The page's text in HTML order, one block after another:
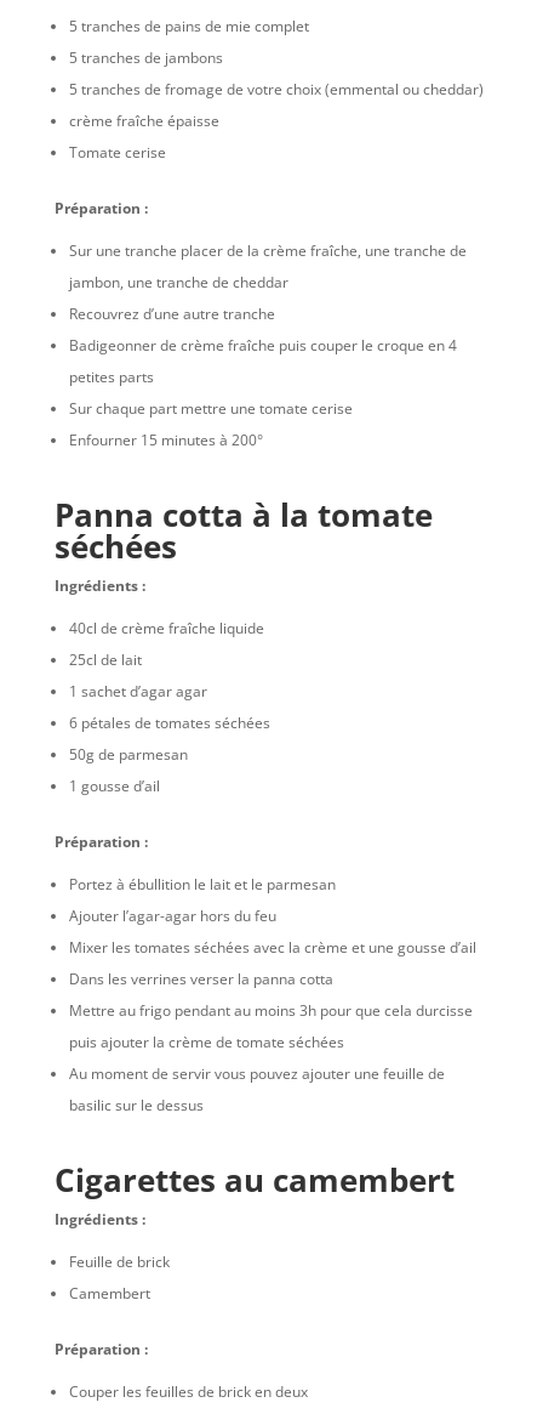
5 tranches de pains de mie complet
5 tranches de jambons
5 tranches de fromage de votre choix (emmental ou cheddar)
crème fraîche épaisse
Tomate cerise
Préparation :
Sur une tranche placer de la crème fraîche, une tranche de
jambon, une tranche de cheddar
Recouvrez d’une autre tranche
Badigeonner de crème fraîche puis couper le croque en 4
petites parts
Sur chaque part mettre une tomate cerise
Enfourner 15 minutes à 200°
Panna cotta à la tomate
séchées
Ingrédients :
40cl de crème fraîche liquide
25cl de lait
1 sachet d’agar agar
6 pétales de tomates séchées
50g de parmesan
1 gousse d’ail
Préparation :
Portez à ébullition le lait et le parmesan
Ajouter l’agar-agar hors du feu
Mixer les tomates séchées avec la crème et une gousse d’ail
Dans les verrines verser la panna cotta
Mettre au frigo pendant au moins 3h pour que cela durcisse
puis ajouter la crème de tomate séchées
Au moment de servir vous pouvez ajouter une feuille de
basilic sur le dessus
Cigarettes au camembert
Ingrédients :
Feuille de brick
Camembert
Préparation :
Couper les feuilles de brick en deux